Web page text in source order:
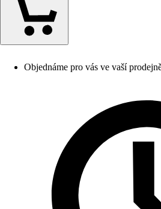
Objednáme pro vás ve vaší